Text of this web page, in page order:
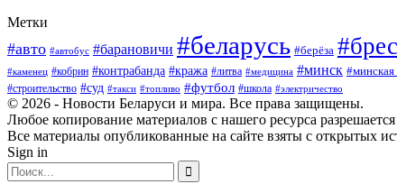
Метки
#авто #автобус #барановичи #беларусь #берёза
#каменец #кобрин #контрабанда #кража #литва #медицина #минск
#строительство #суд #такси #топливо #футбол #школа #электричество
© 2026 - Новости Беларуси и мира. Все права защищены.
Любое копирование материалов с нашего ресурса
Все материалы опубликованные на сайте взяты с открытых
Sign in